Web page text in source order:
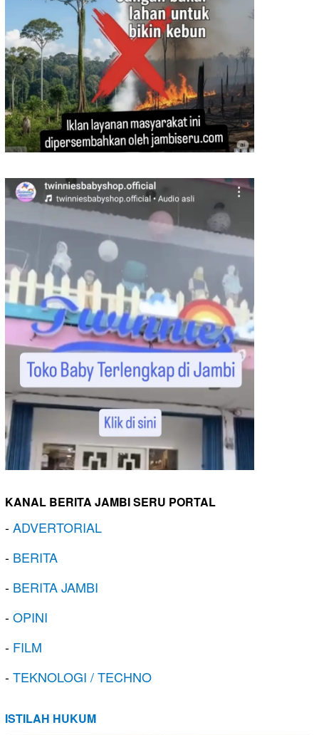
KANAL BERITA JAMBI SERU PORTAL
-ADVERTORIAL
- BERITA
- BERITA JAMBI
-OPINI
- FILM
-TEKNOLOGI / TECHNO
ISTILAH HUKUM